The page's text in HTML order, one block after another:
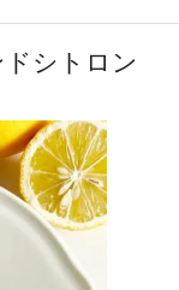
シトロン